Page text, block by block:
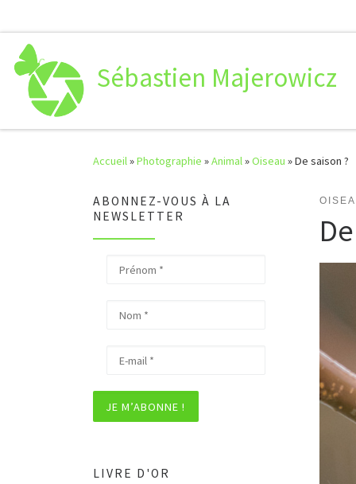
Sébastien Majerowicz
Accueil»Photographie »Animal»Oiseau »De saison ?
ABONNEZ-VOUS À LA
NEWSLETTER
LIVRE D'OR